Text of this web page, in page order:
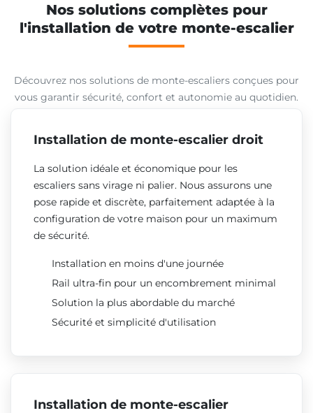
Nos solutions complètes pour
l'installation de votre monte-escalier
Découvrez nos solutions de monte-escaliers conçues pour
vous garantir sécurité, confort et autonomie au quotidien.
Installation de monte-escalier droit
La solution idéale et économique pour les
escaliers sans virage ni palier. Nous assurons une
pose rapide et discrète, parfaitement adaptée à la
configuration de votre maison pour un maximum
de sécurité.
Installation en moins d'une journée
Rail ultra-fin pour un encombrement minimal
Solution la plus abordable du marché
Sécurité et simplicité d'utilisation
Installation de monte-escalier